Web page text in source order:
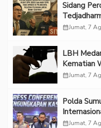
Sidang
PUPN
calendar_monthJumat, 7
LBH
Kematian
calendar_monthJumat, 7
Polda
calendar_monthJumat, 7